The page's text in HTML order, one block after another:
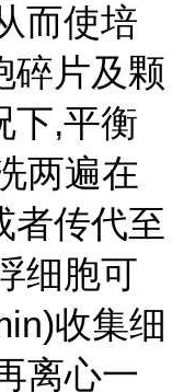
而使培
碎片及颗
下,平衡
两遍在
者传代至
细胞可
收集细
离心一